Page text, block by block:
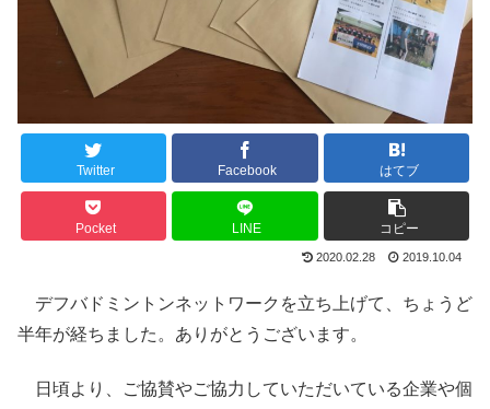
Twitter Facebook はてブ
Pocket LINE コピー
2020.02.28 2019.10.04
デフバドミントンネットワークを立ち上げて、ちょうど
半年が経ちました。ありがとうございます。
日頃より、ご協賛やご協力していただいている企業や個